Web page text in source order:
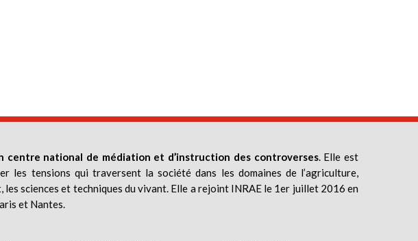
centre national de médiation et d’instruction des controverses. Elle est
les tensions qui traversent la société dans les domaines de l’agriculture,
sciences et techniques du vivant. Elle a rejoint INRAE le 1er juillet 2016 en
et Nantes.